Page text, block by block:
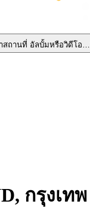
สถานที่ อัลบั้มหรือวิดีโอ…
กรุงเทพ